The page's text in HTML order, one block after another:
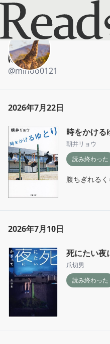
Reads - 読書のSNS＆記録
ぽみ
@mihoo0121
2026年7月22日
時をかける
朝井リョウ
読み終わった
腹ちぎれる
2026年7月10日
死にたい夜
爪切男
読み終わった